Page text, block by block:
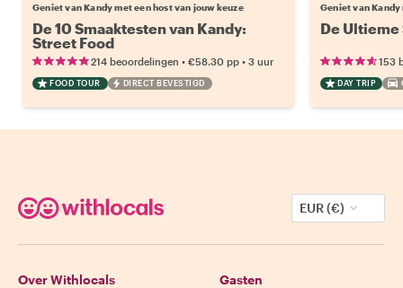
Geniet van Kandy met een host van jouw keuze
De 10 Smaaktesten van Kandy:
Street Food
214 beoordelingen • €58.30 pp • 3 uur
FOOD TOUR DIRECT BEVESTIGD
Geniet van Kandy
De Ultieme
153
DAY TRIP
EUR (€)
Over Withlocals Gasten